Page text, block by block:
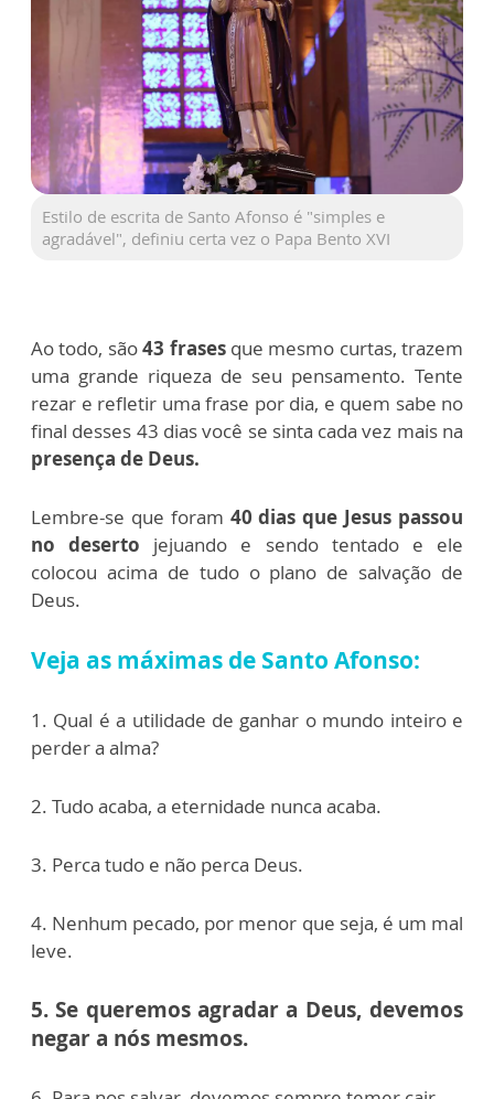
Estilo de escrita de Santo Afonso é "simples e
agradável", definiu certa vez o Papa Bento XVI
Ao todo, são43 frasesque mesmo curtas, trazem
uma grande riqueza de seu pensamento. Tente
rezar e refletir uma frase por dia, e quem sabe no
final desses 43 dias você se sinta cada vez mais na
presença de Deus.
Lembre-se que foram 40 dias que Jesus passou
no deserto jejuando e sendo tentado e ele
colocou acima de tudo o plano de salvação de
Deus.
Veja as máximas de Santo Afonso:
1. Qual é a utilidade de ganhar o mundo inteiro e
perder a alma?
2. Tudo acaba, a eternidade nunca acaba.
3. Perca tudo e não perca Deus.
4. Nenhum pecado, por menor que seja, é um mal
leve.
5. Se queremos agradar a Deus, devemos
negar a nós mesmos.